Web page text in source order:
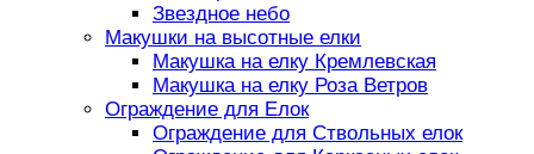
Звездное небо
Макушки на высотные елки
Макушка на елку Кремлевская
Макушка на елку Роза Ветров
Ограждение для Елок
Ограждение для Ствольных елок